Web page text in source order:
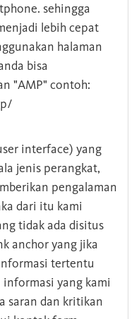
sehingga
lebih cepat
halaman
bisa
"AMP" contoh:
interface) yang
jenis perangkat,
pengalaman
dari itu kami
tidak ada disitus
anchor yang jika
tertentu
yang kami
saran dan kritikan